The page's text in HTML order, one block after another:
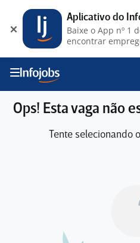
Ops! Esta vaga não
Tente selecionando
Aplicativo do
Baixe o App nº 1
encontrar